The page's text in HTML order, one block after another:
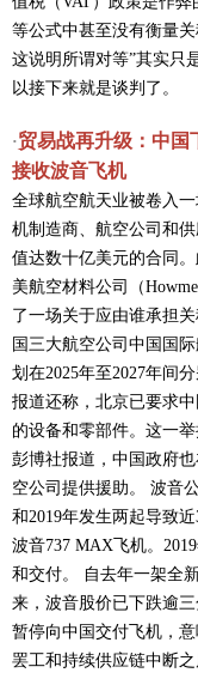
等公式中甚至没有衡量
这说明所谓对等”其实只
以接下来就是谈判了。
·贸易战再升级：中国
接收波音飞机
全球航空航天业被卷入
机制造商、航空公司和
值达数十亿美元的合同
美航空材料公司（
了一场关于应由谁承担
国三大航空公司中国国
划在2025年至2027年间
报道还称，北京已要求
的设备和零部件。这一
彭博社报道，中国政府
空公司提供援助。 波音
和2019年发生两起导致
波音737 MAX飞机。
和交付。 自去年一架全
来，波音股价已下跌逾
暂停向中国交付飞机，
罢工和持续供应链中断